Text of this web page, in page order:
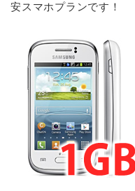
安スマホプランです！